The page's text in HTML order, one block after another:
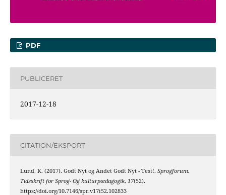
PDF
PUBLICERET
2017-12-18
CITATION/EKSPORT
Lund, K. (2017). Godt Nyt og Andet Godt Nyt - Test!. Sprogforum.
Tidsskrift for Sprog- Og kulturpædagogik, 17(52).
https://doi.org/10.7146/spr.v17i52.102833